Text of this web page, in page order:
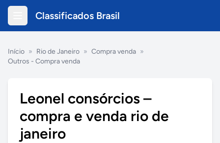
Classificados Brasil
Início » Rio de Janeiro » Compra venda »
Outros - Compra venda
Leonel consórcios –
compra e venda rio de
janeiro